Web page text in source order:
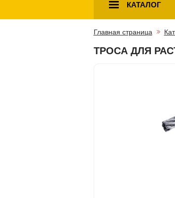
КАТАЛОГ
Главная страница
ТРОСА ДЛЯ